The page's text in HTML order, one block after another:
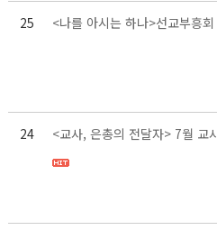
25 <나를 아시는 하나>선교부흥회
24 <교사, 은총의 전달자> 7월 교